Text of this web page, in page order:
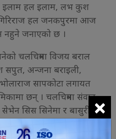
इलाम हल इलाम, लभ कुश
गिरिराज हल जनकपुरमा आज
नहुने जनाएको छ ।
चलचित्रमा विजय बराल
सपुत, अन्जना बराइली,
सापकोटा लगायत
छन् । चलचित्रमा संवाद
सिस सिनेमा र बासुरी
निर्माता विनोद पौडेल र
×